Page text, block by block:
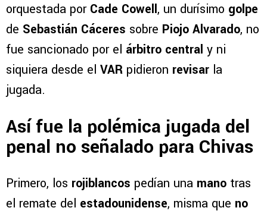
orquestada por Cade Cowell, un durísimo golpe
de Sebastián Cáceres sobre Piojo Alvarado, no
fue sancionado por el árbitro central y ni
siquiera desde el VAR pidieron revisar la
jugada.
Así fue la polémica jugada del
penal no señalado para Chivas
Primero, los rojiblancos pedían una mano tras
el remate del estadounidense, misma que no